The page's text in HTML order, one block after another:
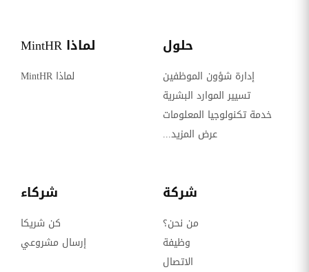
حلول
إدارة شؤون الموظفين
تسيير الموارد البشرية
خدمة تكنولوجيا المعلومات
عرض المزيد...
لماذا MintHR
لماذا MintHR
شركة
من نحن؟
وظيفة
الاتصال
شركاء
كن شريكا
إرسال مشروعي